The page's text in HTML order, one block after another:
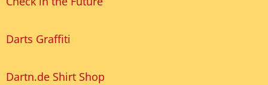
Darts Graffiti
Dartn.de Shirt Shop